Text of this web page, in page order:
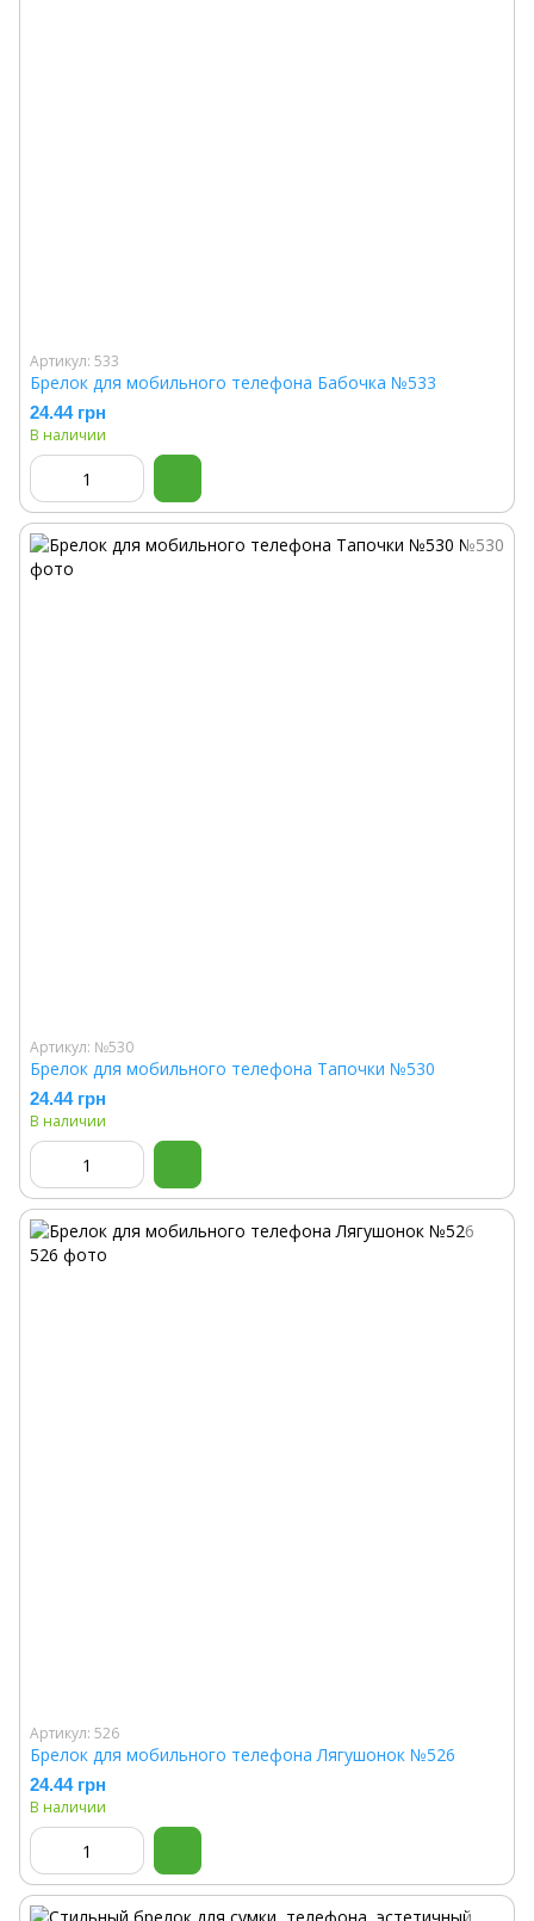
Артикул: 533
Брелок для мобильного телефона Бабочка №533
24.44 грн
В наличии
Артикул: №530
Брелок для мобильного телефона Тапочки №530
24.44 грн
В наличии
Артикул: 526
Брелок для мобильного телефона Лягушонок №526
24.44 грн
В наличии